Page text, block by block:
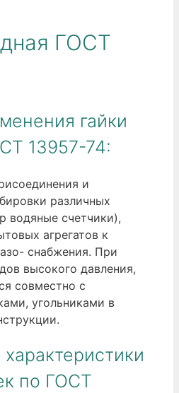
ГОСТ
гайки
13957-74:
и
различных
водяные счетчики),
агрегатов к
снабжения. При
высокого давления,
совместно с
угольниками в
по ГОСТ